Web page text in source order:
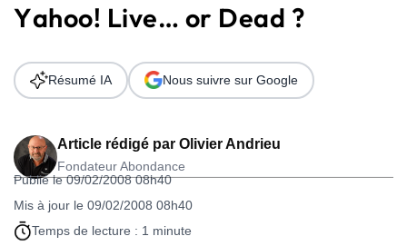
Ressources
Audit SEO
Yahoo! Live… or Dead ?
Article rédigé par Olivier Andrieu
Fondateur Abondance
Publié le 09/02/2008 08h40
Mis à jour le 09/02/2008 08h40
Temps de lecture : 1 minute
Résumé IA Nous suivre sur Google